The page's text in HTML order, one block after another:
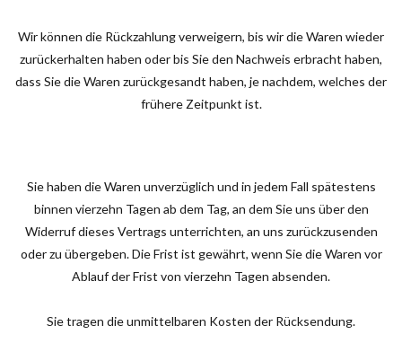
Wir können die Rückzahlung verweigern, bis wir die Waren wieder
zurückerhalten haben oder bis Sie den Nachweis erbracht haben,
dass Sie die Waren zurückgesandt haben, je nachdem, welches der
frühere Zeitpunkt ist.
Sie haben die Waren unverzüglich und in jedem Fall spätestens
binnen vierzehn Tagen ab dem Tag, an dem Sie uns über den
Widerruf dieses Vertrags unterrichten, an uns zurückzusenden
oder zu übergeben. Die Frist ist gewährt, wenn Sie die Waren vor
Ablauf der Frist von vierzehn Tagen absenden.
Sie tragen die unmittelbaren Kosten der Rücksendung.